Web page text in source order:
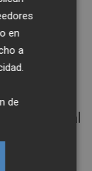
que no
a la
y la
provincial
de
en
a
.
de